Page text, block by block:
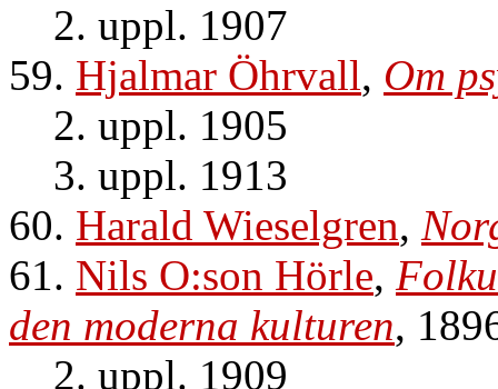
2. uppl. 1907
59. Hjalmar Öhrvall, Om
2. uppl. 1905
3. uppl. 1913
60. Harald Wieselgren,
61. Nils O:son Hörle,
den moderna kulturen,
2. uppl. 1909